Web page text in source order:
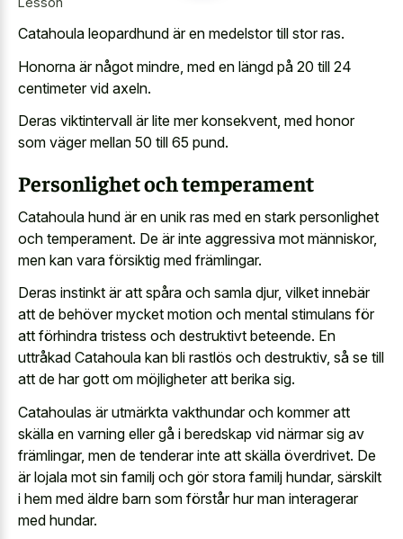
Catahoula leopardhund är en medelstor till stor ras.
Honorna är något mindre, med en längd på 20 till 24
centimeter vid axeln.
Deras viktintervall är lite mer konsekvent, med honor
som väger mellan 50 till 65 pund.
Personlighet och temperament
Catahoula hund är en unik ras med en stark personlighet
och temperament. De är inte aggressiva mot människor,
men kan vara försiktig med främlingar.
Deras instinkt är att spåra och samla djur, vilket innebär
att de behöver mycket motion och mental stimulans för
att förhindra tristess och destruktivt beteende. En
uttråkad Catahoula kan bli rastlös och destruktiv, så se till
att de har gott om möjligheter att berika sig.
Catahoulas är utmärkta vakthundar och kommer att
skälla en varning eller gå i beredskap vid närmar sig av
främlingar, men de tenderar inte att skälla överdrivet. De
är lojala mot sin familj och gör stora familj hundar, särskilt
i hem med äldre barn som förstår hur man interagerar
med hundar.